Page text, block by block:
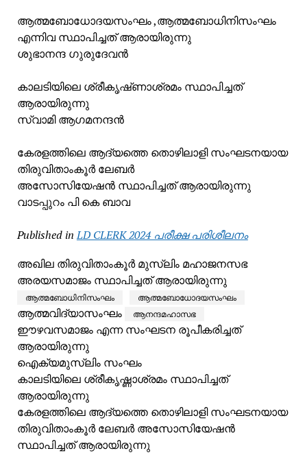
ആത്മബോധോദയസംഘം ,ആത്മബോധിനിസംഘം
എന്നിവ സ്ഥാപിച്ചത് ആരായിരുന്നു
ശുഭാനന്ദ ഗുരുദേവൻ
കാലടിയിലെ ശ്രീകൃഷ്‌ണാശ്രമം സ്ഥാപിച്ചത്
ആരായിരുന്നു
സ്വാമി ആഗമനന്ദൻ
കേരളത്തിലെ ആദ്യത്തെ തൊഴിലാളി സംഘടനയായ
തിരുവിതാംകൂർ ലേബർ
അസോസിയേഷൻ സ്ഥാപിച്ചത് ആരായിരുന്നു
വാടപ്പുറം പി കെ ബാവ
Published in LD CLERK 2024 പരീക്ഷ പരിശീലനം
അഖില തിരുവിതാംകൂർ മുസ്ലിം മഹാജനസഭ
അരയസമാജം സ്ഥാപിച്ചത് ആരായിരുന്നു
ആത്മബോധിനിസംഘം ആത്മബോധോദയസംഘം
ആത്മവിദ്യാസംഘം ആനന്ദമഹാസഭ
ഈഴവസമാജം എന്ന സംഘടന രൂപീകരിച്ചത്
ആരായിരുന്നു
ഐക്യമുസ്ലിം സംഘം
കാലടിയിലെ ശ്രീകൃഷ്ണാശ്രമം സ്ഥാപിച്ചത്
ആരായിരുന്നു
കേരളത്തിലെ ആദ്യത്തെ തൊഴിലാളി സംഘടനയായ
തിരുവിതാംകൂർ ലേബർ അസോസിയേഷൻ
സ്ഥാപിച്ചത് ആരായിരുന്നു